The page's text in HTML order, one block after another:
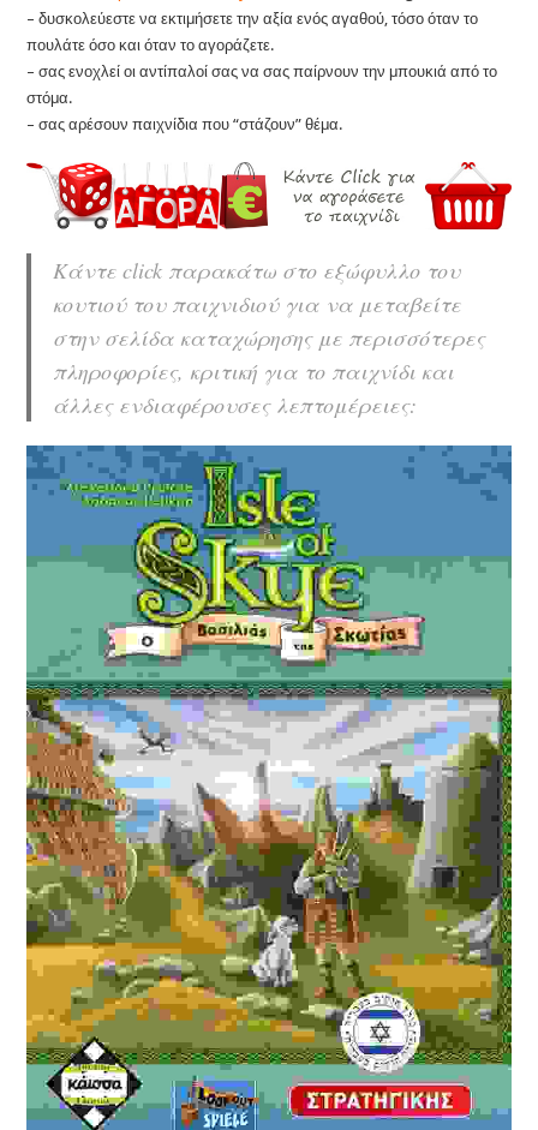
– δυσκολεύεστε να εκτιμήσετε την αξία ενός αγαθού, τόσο όταν το
πουλάτε όσο και όταν το αγοράζετε.
– σας ενοχλεί οι αντίπαλοί σας να σας παίρνουν την μπουκιά από το
στόμα.
– σας αρέσουν παιχνίδια που “στάζουν” θέμα.
Κάντε click παρακάτω στο εξώφυλλο του
κουτιού του παιχνιδιού για να μεταβείτε
στην σελίδα καταχώρησης με περισσότερες
πληροφορίες, κριτική για το παιχνίδι και
άλλες ενδιαφέρουσες λεπτομέρειες: